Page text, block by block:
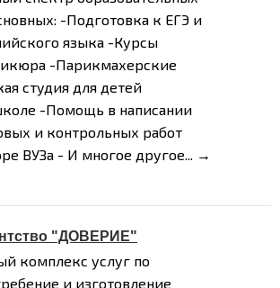
-Подготовка к ЕГЭ и
языка -Курсы
-Парикмахерские
студия для детей
-Помощь в написании
и контрольных работ
ВУЗа - И многое другое... →
"ДОВЕРИЕ"
комплекс услуг по
и изготовление